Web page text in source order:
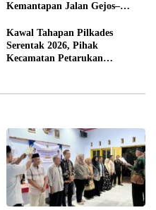
Kemantapan Jalan Gejos–
Kawal Tahapan Pilkades
Serentak 2026, Pihak
Kecamatan Petarukan